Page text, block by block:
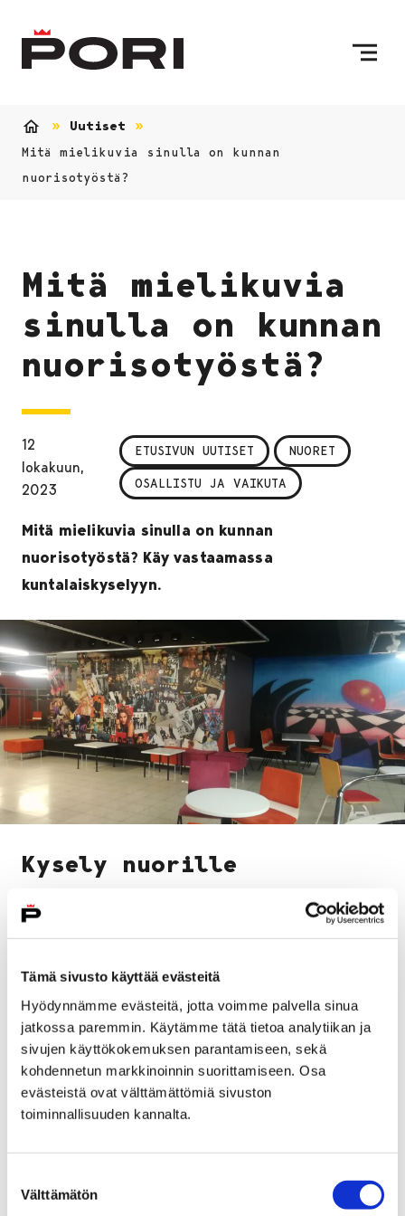
Tämä sivusto käyttää evästeitä
Hyödynnämme evästeitä, jotta voimme palvella sinua
jatkossa paremmin. Käytämme tätä tietoa analytiikan ja
sivujen käyttökokemuksen parantamiseen, sekä
kohdennetun markkinoinnin suorittamiseen. Osa
evästeistä ovat välttämättömiä sivuston
toiminnallisuuden kannalta.
valinta
Välttämätön
Uutiset
Mitä mielikuvia sinulla on kunnan
nuorisotyöstä?
Mitä mielikuvia
sinulla on kunnan
nuorisotyöstä?
12
lokakuun,
2023
ETUSIVUN UUTISET NUORET
OSALLISTU JA VAIKUTA
Mitä mielikuvia sinulla on kunnan
nuorisotyöstä? Käy vastaamassa
kuntalaiskyselyyn.
Kysely nuorille
nuorisotiloilla
nuorilta palautetta nuorisotyöstä nuorisotiloilla.
Kyselyyn vastaaminen on vapaaehtoista ja siihen
vastataan nimettömänä. Lisätietoja kyselystä saat
nuorisotilojen nuorisonohjaajilta.
Kuntalaiskysely kunnan
nuorisotyöstä
Mitä mielikuvia sinulla on kunnan nuorisotyöstä? Käy